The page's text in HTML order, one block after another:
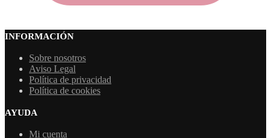
INFORMACIÓN
Sobre nosotros
Aviso Legal
Política de privacidad
Política de cookies
AYUDA
Mi cuenta